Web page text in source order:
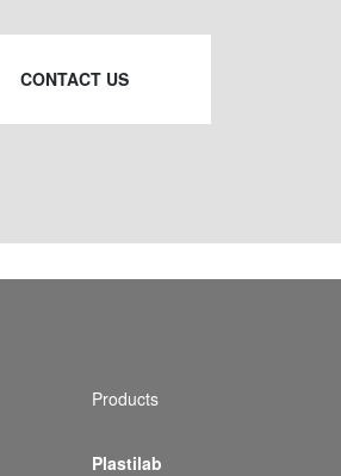
CONTACT US
Products
Plastilab